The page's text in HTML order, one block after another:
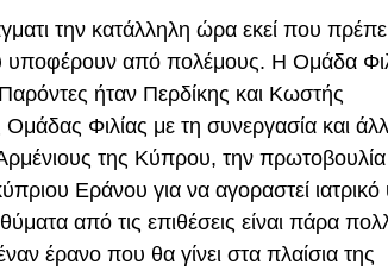
την κατάλληλη ώρα εκεί που
από πολέμους. Η Ομάδα
ήταν Περδίκης και Κωστής
Φιλίας με τη συνεργασία και
της Κύπρου, την
Εράνου για να αγοραστεί ιατρικό
από τις επιθέσεις είναι πάρα
έρανο που θα γίνει στα πλαίσια της